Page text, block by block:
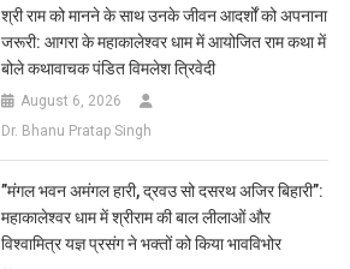
​श्री राम को मानने के साथ उनके जीवन आदर्शों को अपनाना
जरूरी: आगरा के महाकालेश्वर धाम में आयोजित राम कथा में
बोले कथावाचक पंडित विमलेश त्रिवेदी
August 6, 2026
Dr. Bhanu Pratap Singh
​”मंगल भवन अमंगल हारी, द्रवउ सो दसरथ अजिर बिहारी”:
महाकालेश्वर धाम में श्रीराम की बाल लीलाओं और
विश्वामित्र यज्ञ प्रसंग ने भक्तों को किया भावविभोर